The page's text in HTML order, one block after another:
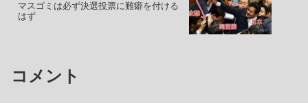
マスゴミは必ず決選投票に難癖を付ける
はず
コメント